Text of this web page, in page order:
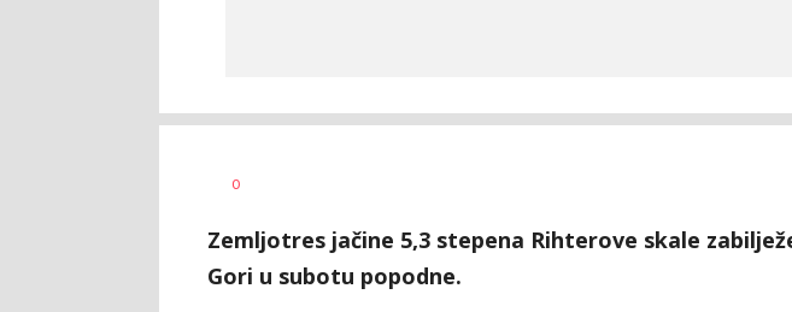
0
Zemljotres jačine 5,3 stepena Rihterove skale
Gori u subotu popodne.